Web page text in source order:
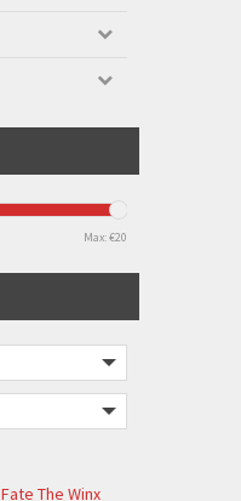
Max: €20
Fate The Winx